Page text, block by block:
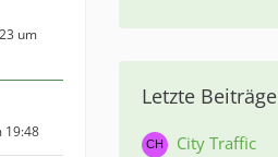
um
19:48
Letzte Beiträge
City Traffic